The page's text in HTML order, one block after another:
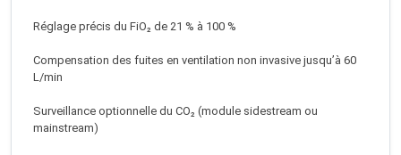
Réglage précis du FiO₂ de 21 % à 100 %
Compensation des fuites en ventilation non invasive jusqu’à 60
L/min
Surveillance optionnelle du CO₂ (module sidestream ou
mainstream)